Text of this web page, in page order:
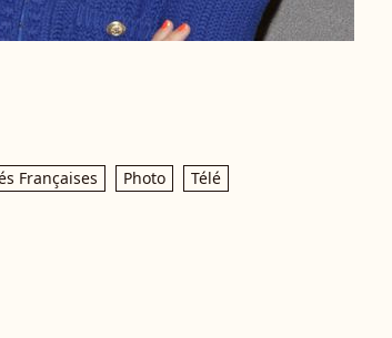
Françaises Photo Télé